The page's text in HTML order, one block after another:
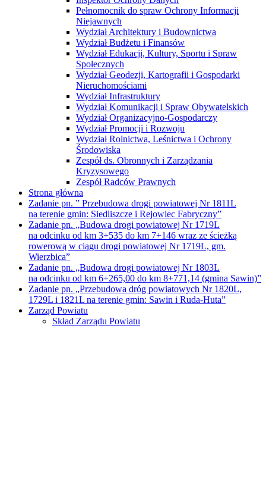
Pełnomocnik do spraw Ochrony Informacji
Niejawnych
Wydział Architektury i Budownictwa
Wydział Budżetu i Finansów
Wydział Edukacji, Kultury, Sportu i Spraw
Społecznych
Wydział Geodezji, Kartografii i Gospodarki
Nieruchomościami
Wydział Infrastruktury
Wydział Komunikacji i Spraw Obywatelskich
Wydział Organizacyjno-Gospodarczy
Wydział Promocji i Rozwoju
Wydział Rolnictwa, Leśnictwa i Ochrony
Środowiska
Zespół ds. Obronnych i Zarządzania
Kryzysowego
Zespół Radców Prawnych
Strona główna
Zadanie pn. ” Przebudowa drogi powiatowej Nr 1811L
na terenie gmin: Siedliszcze i Rejowiec Fabryczny”
Zadanie pn. „Budowa drogi powiatowej Nr 1719L
na odcinku od km 3+535 do km 7+146 wraz ze ścieżką
rowerową w ciągu drogi powiatowej Nr 1719L, gm.
Wierzbica”
Zadanie pn. „Budowa drogi powiatowej Nr 1803L
na odcinku od km 6+265,00 do km 8+771,14 (gmina Sawin)”
Zadanie pn. „Przebudowa dróg powiatowych Nr 1820L,
1729L i 1821L na terenie gmin: Sawin i Ruda-Huta”
Zarząd Powiatu
Skład Zarządu Powiatu